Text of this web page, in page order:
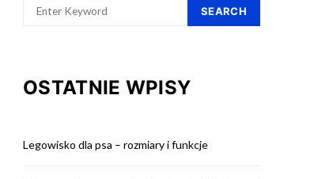
SEARCH
OSTATNIE WPISY
Legowisko dla psa – rozmiary i funkcje